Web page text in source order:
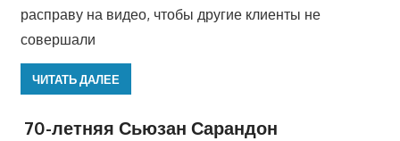
расправу на видео, чтобы другие клиенты не
совершали
ЧИТАТЬ ДАЛЕЕ
70-летняя Сьюзан Сарандон